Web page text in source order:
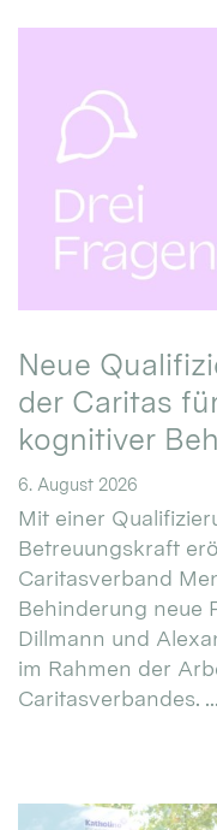
Neue
der Caritas
kognitiver
6. August 2026
Mit einer
Betreuungskraft
Caritasverband
Behinderung neue
Dillmann und
im Rahmen der
Caritasverbandes. ...